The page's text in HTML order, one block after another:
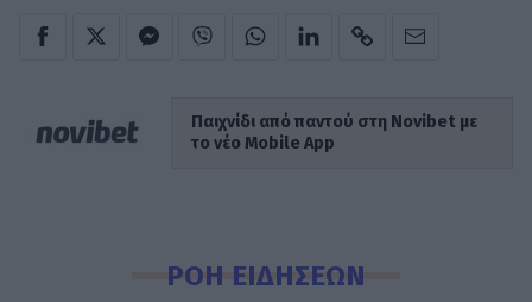
Παιχνίδι από παντού στη Novibet με
το νέο Mobile App
ΡΟΗ ΕΙΔΗΣΕΩΝ